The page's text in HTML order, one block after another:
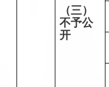
（三）
不予公
开